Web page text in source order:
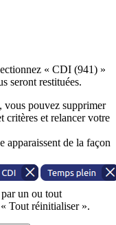
« CDI (941) »
seront restituées.
vous pouvez supprimer
critères et relancer votre
apparaissent de la façon
un ou tout
Tout réinitialiser ».